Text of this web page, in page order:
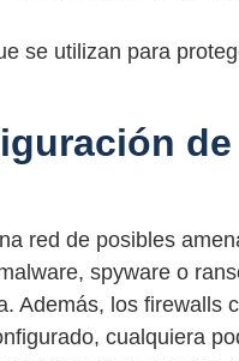
se utilizan para
de
red de posibles
spyware o
Además, los firewalls
cualquiera